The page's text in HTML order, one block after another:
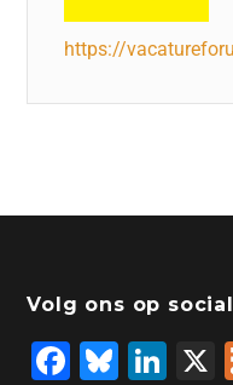
https://
Volg ons op
F
Bl
Li